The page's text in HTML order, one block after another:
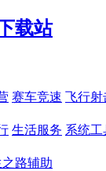
赛车竞速 飞行射
生活服务 系统工
路辅助